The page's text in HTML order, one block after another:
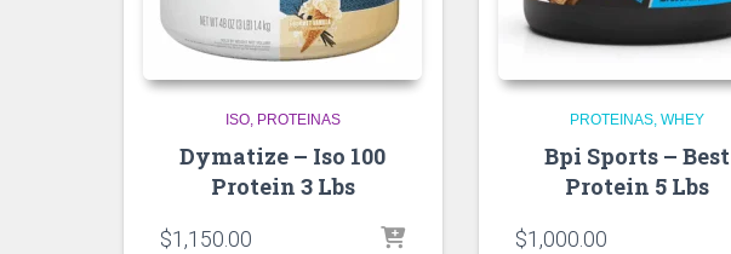
ISO PROTEINAS
Dymatize – Iso 100
Protein 3 Lbs
$1,150.00
PROTEINAS WHEY
Bpi Sports – Best
Protein 5 Lbs
$1,000.00